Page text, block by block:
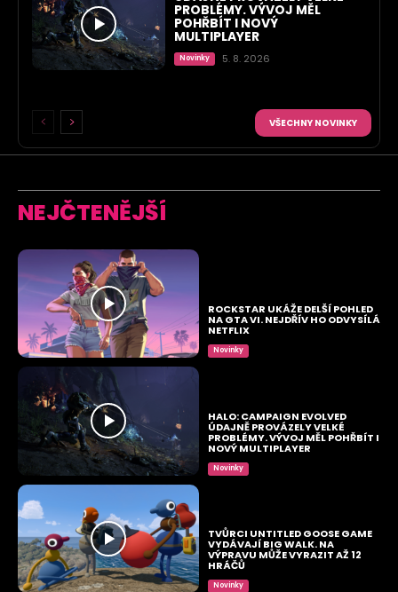
PROBLÉMY. VÝVOJ MĚL
POHŘBÍT I NOVÝ
MULTIPLAYER
Novinky 5. 8. 2026
VŠECHNY NOVINKY
NEJČTENĚJŠÍ
ROCKSTAR UKÁŽE DELŠÍ POHLED
NA GTA VI. NEJDŘÍV HO ODVYSÍLÁ
NETFLIX
Novinky
HALO: CAMPAIGN EVOLVED
ÚDAJNĚ PROVÁZELY VELKÉ
PROBLÉMY. VÝVOJ MĚL POHŘBÍT I
NOVÝ MULTIPLAYER
Novinky
TVŮRCI UNTITLED GOOSE GAME
VYDÁVAJÍ BIG WALK. NA
VÝPRAVU MŮŽE VYRAZIT AŽ 12
HRÁČŮ
Novinky